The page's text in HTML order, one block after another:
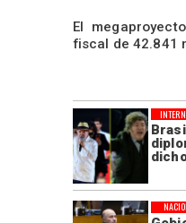
El
fiscal de 42.841